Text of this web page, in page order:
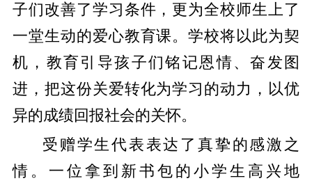
子们改善了学习条件，更为全校师生上了
一堂生动的爱心教育课。学校将以此为契
机，教育引导孩子们铭记恩情、奋发图
进，把这份关爱转化为学习的动力，以优
异的成绩回报社会的关怀。
受赠学生代表表达了真挚的感激之
情。一位拿到新书包的小学生高兴地